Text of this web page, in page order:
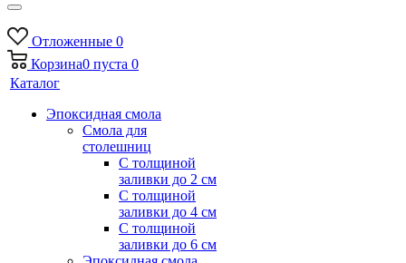
Отложенные 0
Корзина0 пуста 0
Каталог
Эпоксидная смола
Смола для
столешниц
С толщиной
заливки до 2 см
С толщиной
заливки до 4 см
С толщиной
заливки до 6 см